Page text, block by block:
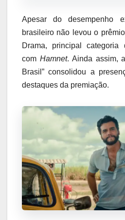
Apesar do desempenho
brasileiro não levou o
Drama, principal
com Hamnet. Ainda assim,
Brasil” consolidou a
destaques da premiação.